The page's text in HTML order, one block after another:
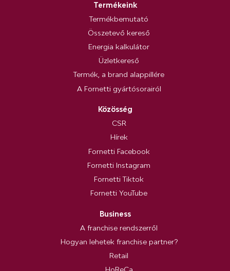
Termékeink
Termékbemutató
Összetevő kereső
Energia kalkulátor
Üzletkereső
Termék, a brand alappillére
A Fornetti gyártósorairól
Közösség
CSR
Hírek
Fornetti Facebook
Fornetti Instagram
Fornetti Tiktok
Fornetti YouTube
Business
A franchise rendszerről
Hogyan lehetek franchise partner?
Retail